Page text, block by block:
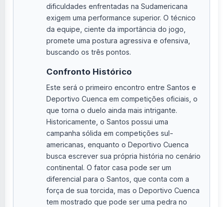
dificuldades enfrentadas na Sudamericana
exigem uma performance superior. O técnico
da equipe, ciente da importância do jogo,
promete uma postura agressiva e ofensiva,
buscando os três pontos.
Confronto Histórico
Este será o primeiro encontro entre Santos e
Deportivo Cuenca em competições oficiais, o
que torna o duelo ainda mais intrigante.
Historicamente, o Santos possui uma
campanha sólida em competições sul-
americanas, enquanto o Deportivo Cuenca
busca escrever sua própria história no cenário
continental. O fator casa pode ser um
diferencial para o Santos, que conta com a
força de sua torcida, mas o Deportivo Cuenca
tem mostrado que pode ser uma pedra no